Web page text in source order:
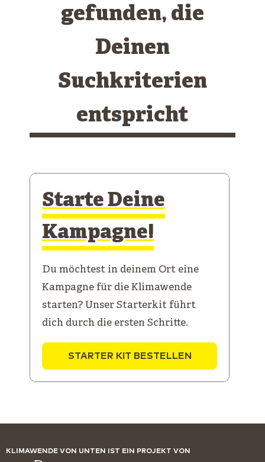
gefunden, die
Deinen
Suchkriterien
entspricht
Starte Deine
Kampagne!
Du möchtest in deinem Ort eine
Kampagne für die Klimawende
starten? Unser Starterkit führt
dich durch die ersten Schritte.
STARTER KIT BESTELLEN
KLIMAWENDE VON UNTEN IST EIN PROJEKT VON